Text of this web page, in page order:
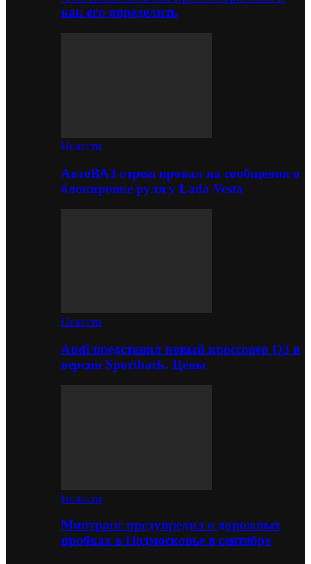
как его определить
Новости
АвтоВАЗ отреагировал на сообщения о
блокировке руля у Lada Vesta
Новости
Audi представил новый кроссовер Q3 в
версии Sportback. Цены
Новости
Минтранс предупредил о дорожных
пробках в Подмосковье в сентябре